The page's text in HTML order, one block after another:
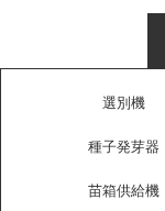
選別機
種子発芽器
苗箱供給機